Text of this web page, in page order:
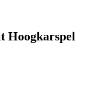
Hoogkarspel